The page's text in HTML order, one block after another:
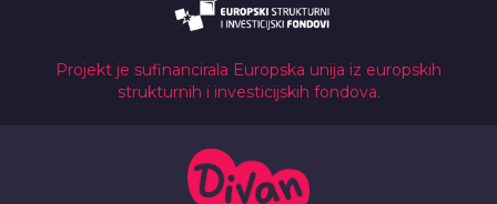
Projekt je sufinancirala Europska unija iz europskih
strukturnih i investicijskih fondova.